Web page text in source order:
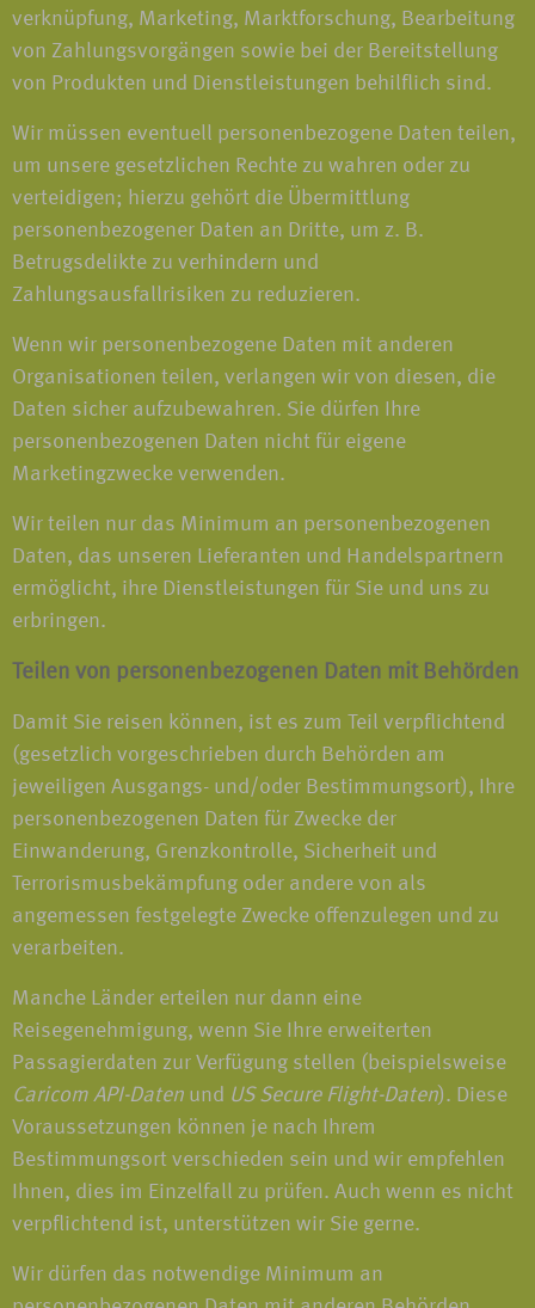
verknüpfung, Marketing, Marktforschung, Bearbeitung
von Zahlungsvorgängen sowie bei der Bereitstellung
von Produkten und Dienstleistungen behilflich sind.
Wir müssen eventuell personenbezogene Daten teilen,
um unsere gesetzlichen Rechte zu wahren oder zu
verteidigen; hierzu gehört die Übermittlung
personenbezogener Daten an Dritte, um z. B.
Betrugsdelikte zu verhindern und
Zahlungsausfallrisiken zu reduzieren.
Wenn wir personenbezogene Daten mit anderen
Organisationen teilen, verlangen wir von diesen, die
Daten sicher aufzubewahren. Sie dürfen Ihre
personenbezogenen Daten nicht für eigene
Marketingzwecke verwenden.
Wir teilen nur das Minimum an personenbezogenen
Daten, das unseren Lieferanten und Handelspartnern
ermöglicht, ihre Dienstleistungen für Sie und uns zu
erbringen.
Teilen von personenbezogenen Daten mit Behörden
Damit Sie reisen können, ist es zum Teil verpflichtend
(gesetzlich vorgeschrieben durch Behörden am
jeweiligen Ausgangs- und/oder Bestimmungsort), Ihre
personenbezogenen Daten für Zwecke der
Einwanderung, Grenzkontrolle, Sicherheit und
Terrorismusbekämpfung oder andere von als
angemessen festgelegte Zwecke offenzulegen und zu
verarbeiten.
Manche Länder erteilen nur dann eine
Reisegenehmigung, wenn Sie Ihre erweiterten
Passagierdaten zur Verfügung stellen (beispielsweise
Caricom API-Daten und US Secure Flight-Daten). Diese
Voraussetzungen können je nach Ihrem
Bestimmungsort verschieden sein und wir empfehlen
Ihnen, dies im Einzelfall zu prüfen. Auch wenn es nicht
verpflichtend ist, unterstützen wir Sie gerne.
Wir dürfen das notwendige Minimum an